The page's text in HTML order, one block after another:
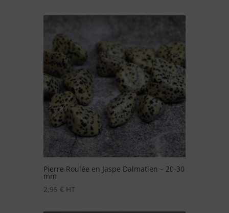
Pierre Roulée en Jaspe Dalmatien – 20-30
mm
2,95 € HT